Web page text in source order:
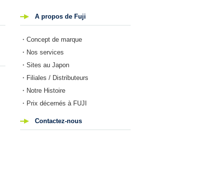
A propos de Fuji
・Concept de marque
・Nos services
・Sites au Japon
・Filiales / Distributeurs
・Notre Histoire
・Prix décernés à FUJI
Contactez-nous